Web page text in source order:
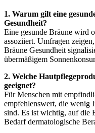
1. Warum gilt eine
Gesundheit?
Eine gesunde Bräune wird
assoziiert. Umfragen
Bräune Gesundheit
übermäßigem
2. Welche
geeignet?
Für Menschen mit
empfehlenswert, die wenig
sind. Es ist wichtig, auf die
Bedarf dermatologische